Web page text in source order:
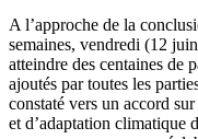
A l’approche de la
semaines, vendredi (12
atteindre des centaines de
ajoutés par toutes les
constaté vers un accord
et d’adaptation climatique